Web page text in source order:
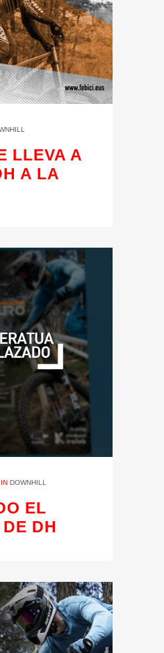
LLEVA A
A LA
IN DOWNHILL
EL
DH